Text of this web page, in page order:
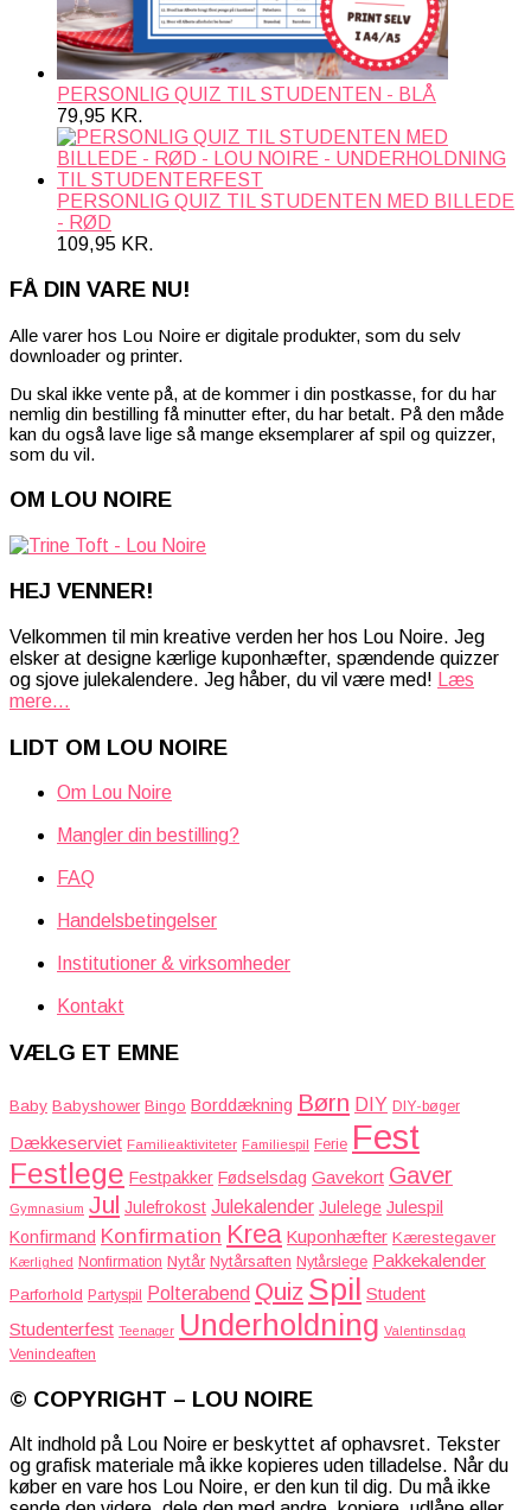
PERSONLIG QUIZ TIL STUDENTEN - BLÅ
79,95 KR.
PERSONLIG QUIZ TIL STUDENTEN MED BILLEDE
- RØD
109,95 KR.
FÅ DIN VARE NU!
Alle varer hos Lou Noire er digitale produkter, som du selv
downloader og printer.
Du skal ikke vente på, at de kommer i din postkasse, for du har
nemlig din bestilling få minutter efter, du har betalt. På den måde
kan du også lave lige så mange eksemplarer af spil og quizzer,
som du vil.
OM LOU NOIRE
HEJ VENNER!
Velkommen til min kreative verden her hos Lou Noire. Jeg
elsker at designe kærlige kuponhæfter, spændende quizzer
og sjove julekalendere. Jeg håber, du vil være med!
Læs
mere...
LIDT OM LOU NOIRE
Om Lou Noire
Mangler din bestilling?
FAQ
Handelsbetingelser
Institutioner & virksomheder
Kontakt
VÆLG ET EMNE
Baby Babyshower Bingo Borddækning Børn DIY DIY-bøger
Dækkeserviet Familieaktiviteter Familiespil Ferie Fest
Festlege Festpakker Fødselsdag Gavekort Gaver
Gymnasium Jul Julefrokost Julekalender Julelege Julespil
Konfirmand Konfirmation Krea Kuponhæfter Kærestegaver
Kærlighed Nonfirmation Nytår Nytårsaften Nytårslege Pakkekalender
Parforhold Partyspil Polterabend Quiz Spil Student
Studenterfest Teenager Underholdning Valentinsdag
Venindeaften
© COPYRIGHT – LOU NOIRE
Alt indhold på Lou Noire er beskyttet af ophavsret. Tekster
og grafisk materiale må ikke kopieres uden tilladelse. Når du
køber en vare hos Lou Noire, er den kun til dig. Du må ikke